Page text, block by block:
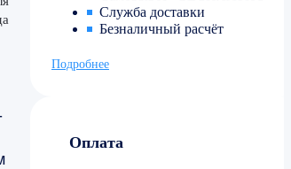
Служба доставки
Безналичный расчёт
Подробнее
Оплата